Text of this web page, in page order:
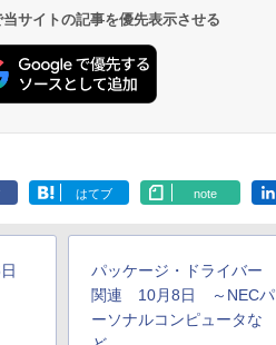
ド、Touch ID - ミッ
ドナイト
サイトの記事を優先表示させる
はてブ note
日
パッケージ・ドライバー
関連 10月8日 ～NECパ
ーソナルコンピュータな